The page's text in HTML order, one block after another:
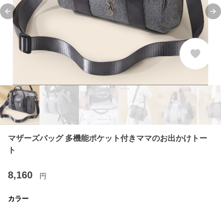
Previous slide
マザーズバッグ 多機能ポケット付きママのお出かけトー
ト
8,160 円
カラー